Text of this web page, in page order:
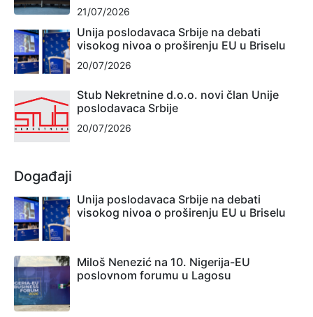
21/07/2026
Unija poslodavaca Srbije na debati
visokog nivoa o proširenju EU u Briselu
20/07/2026
Stub Nekretnine d.o.o. novi član Unije
poslodavaca Srbije
20/07/2026
Događaji
Unija poslodavaca Srbije na debati
visokog nivoa o proširenju EU u Briselu
Miloš Nenezić na 10. Nigerija-EU
poslovnom forumu u Lagosu